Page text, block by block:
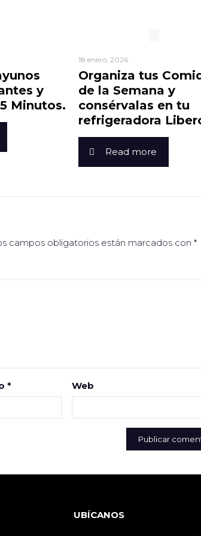
y
Minutos.
18 enero, 2026
Organiza tus
de la Semana y
consérvalas en tu
refrigeradora
Read more
campos obligatorios están marcados con*
* Web
UBÍCANOS